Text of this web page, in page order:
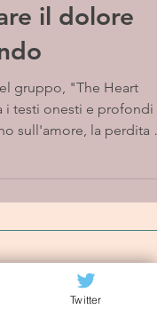
il dolore
gruppo, "The Heart
testi onesti e profondi
sull'amore, la perdita e
mailing list
Twitter